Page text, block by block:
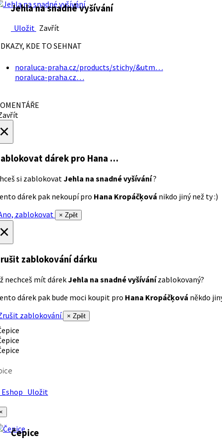
Jehla na snadné vyšívání
Uložit Zavřít
KDE TO SEHNAT
noraluca-praha.cz/products/stichy/&utm…
noraluca-praha.cz…
dárek pro Hana …
si zablokovatJehla na snadné vyšívání?
dárek pak nekoupí pro Hana Kropáčķová nikdo jiný než ty :)
zablokovat
× Zpět
zablokování dárku
nechceš mít dárekJehla na snadné vyšívánízablokovaný?
dárek pak bude moci koupit pro Hana Kropáčķová někdo
zablokování
× Zpět
Uložit
Čepice